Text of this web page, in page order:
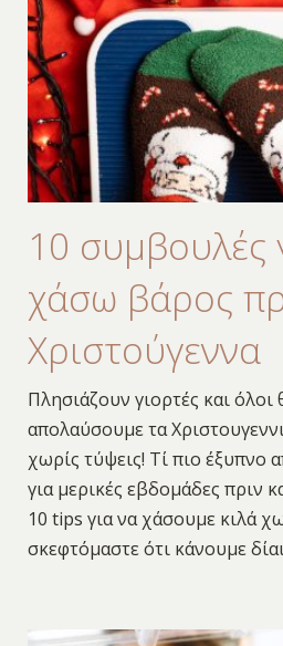
10 συμβουλές
χάσω βάρος
Χριστούγεννα
Πλησιάζουν γιορτές και όλοι
απολαύσουμε τα
χωρίς τύψεις! Τί πιο έξυπνο
για μερικές εβδομάδες πριν
10 tips για να χάσουμε κιλά
σκεφτόμαστε ότι κάνουμε